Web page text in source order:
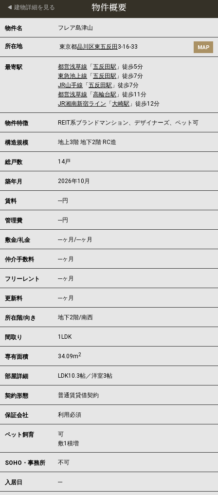
物件概要
建物詳細を見る
物件名 フレア島津山
所在地 東京都品川区東五反田 3-16-33 MAP
最寄駅 都営浅草線 「五反田駅 」徒歩5分
東急池上線 「五反田駅 」徒歩7分
JR山手線 「五反田駅 」徒歩7分
都営浅草線 「高輪台駅 」徒歩11分
JR湘南新宿ライン 「 大崎駅 」徒歩12分
物件特徴 REIT系ブランドマンション、デザイナーズ、ペット可
構造規模 地上3階 地下2階 RC造
総戸数 14戸
築年月 2026年10月
賃料 ---円
管理費 ---円
敷金/礼金 ---ヶ月/---ヶ月
仲介手数料 ---ヶ月
フリーレント ---ヶ月
更新料 ---ヶ月
所在階/向き 地下2階/南西
間取り 1LDK
専有面積 34.09m2
部屋詳細 LDK10.3帖／洋室3帖
契約形態 普通賃貸借契約
保証会社 利用必須
ペット飼育
可
敷1積増
SOHO・事務所 不可
入居日 ---